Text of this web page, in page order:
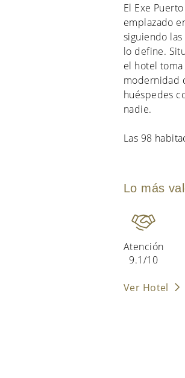
El Exe
emplazado
siguiendo
lo define.
el hotel
modernidad
huéspedes
nadie.
Las 98
Lo más
Atención
9.1/10
Ver Hotel